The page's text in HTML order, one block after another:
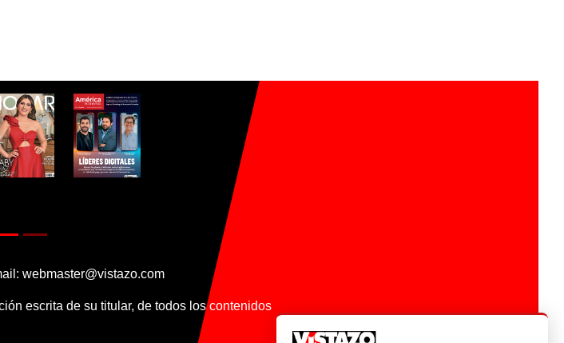
webmaster@vistazo.com
escrita de su titular, de todos los contenidos